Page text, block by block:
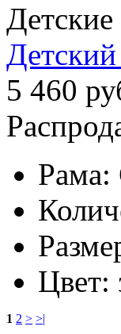
5 460
Рама:
Цвет:
1 2 > >|